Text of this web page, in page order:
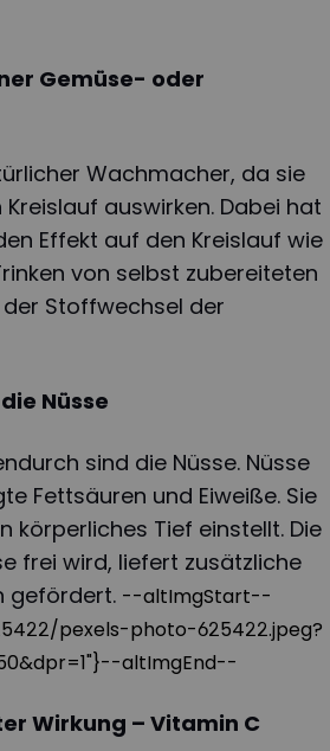
Gemüse- oder
Wachmacher, da sie
auswirken. Dabei hat
Effekt auf den Kreislauf wie
von selbst zubereiteten
Stoffwechsel der
Nüsse
sind die Nüsse. Nüsse
Fettsäuren und Eiweiße. Sie
körperliches Tief einstellt. Die
frei wird, liefert zusätzliche
gefördert. --altImgStart--
pexels-photo-625422.jpeg?
altImgEnd--
Wirkung – Vitamin C